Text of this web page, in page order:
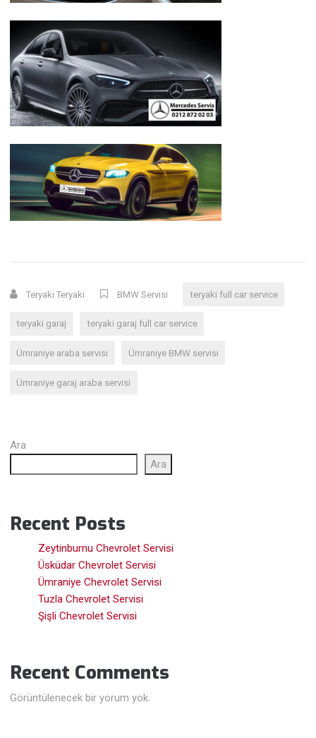
Teryaki Teryaki BMW Servisi teryaki full car service
teryaki garaj teryaki garaj full car service
Ümraniye araba servisi Ümraniye BMW servisi
Ümraniye garaj araba servisi
Ara
Ara
Recent Posts
Zeytinburnu Chevrolet Servisi
Üsküdar Chevrolet Servisi
Ümraniye Chevrolet Servisi
Tuzla Chevrolet Servisi
Şişli Chevrolet Servisi
Recent Comments
Görüntülenecek bir yorum yok.